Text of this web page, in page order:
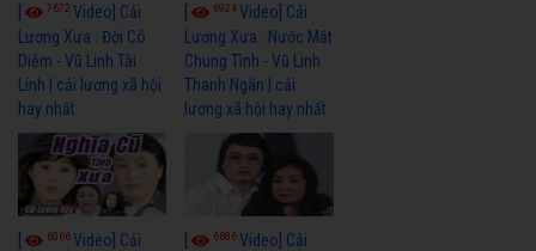
7672 Video] Cải
Lương Xưa : Đời Cô
Diễm - Vũ Linh Tài
Linh | cải lương xã hội
hay nhất
6924Video] Cải
Lương Xưa : Nước Mắt
Chung Tình - Vũ Linh
Thanh Ngân | cải
lương xã hội hay nhất
6066Video] Cải
6686Video] Cải